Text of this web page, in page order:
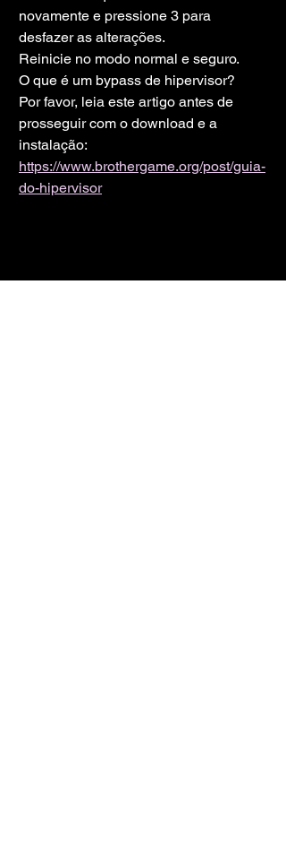
novamente e pressione 3 para
desfazer as alterações.
Reinicie no modo normal e seguro.
O que é um bypass de hipervisor?
Por favor, leia este artigo antes de
prosseguir com o download e a
instalação:
https://www.brothergame.org/post/guia-
do-hipervisor